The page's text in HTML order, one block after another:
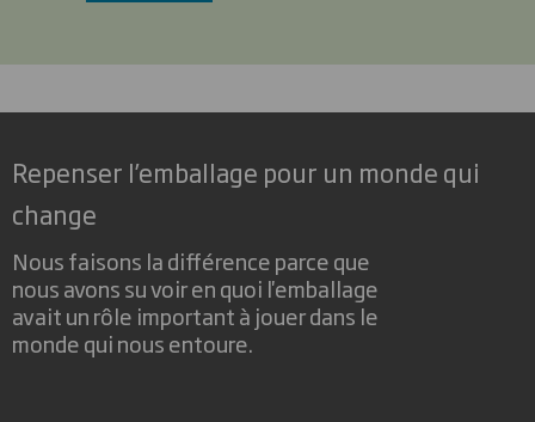
Repenser l’emballage pour un monde qui
change
Nous faisons la différence parce que
nous avons su voir en quoi l'emballage
avait un rôle important à jouer dans le
monde qui nous entoure.